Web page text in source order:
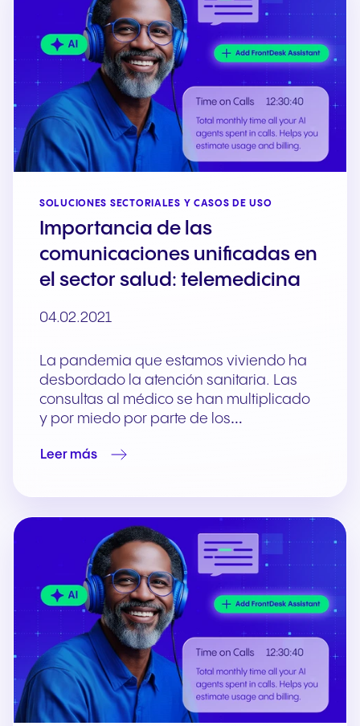
SOLUCIONES SECTORIALES Y CASOS DE USO
Importancia de las
comunicaciones unificadas en
el sector salud: telemedicina
04.02.2021
La pandemia que estamos viviendo ha
desbordado la atención sanitaria. Las
consultas al médico se han multiplicado
y por miedo por parte de los…
Leer más